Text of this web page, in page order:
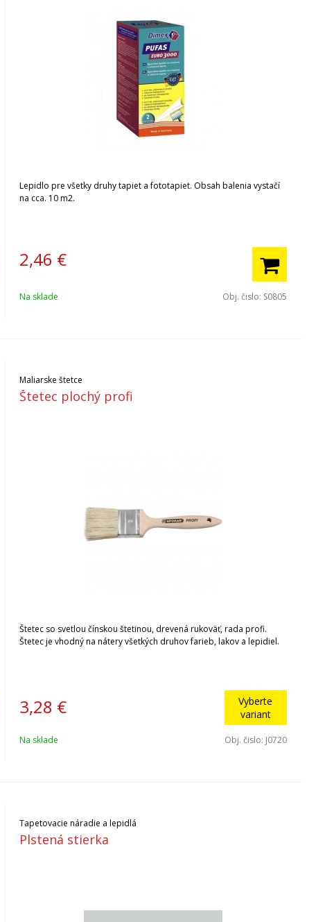
Lepidlo pre všetky druhy tapiet a fototapiet. Obsah balenia vystačí
na cca. 10 m2.
2,46 €
Na sklade Obj. čislo: S0805
Maliarske štetce
Štetec plochý profi
Štetec so svetlou čínskou štetinou, drevená rukoväť, rada profi.
Štetec je vhodný na nátery všetkých druhov farieb, lakov a lepidiel.
3,28 €
Vyberte
variant
Na sklade Obj. čislo: J0720
Tapetovacie náradie a lepidlá
Plstená stierka